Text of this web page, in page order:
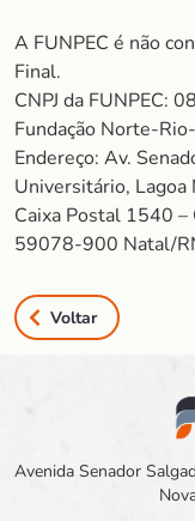
A FUNPEC é não
Final.
CNPJ da FUNPEC:
Fundação Norte-
Endereço: Av.
Universitário, Lagoa
Caixa Postal 1540 –
59078-900 Natal/
Voltar
Avenida Senador